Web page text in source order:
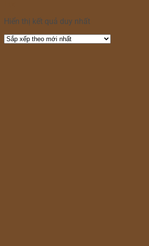
Hiển thị kết quả duy nhất